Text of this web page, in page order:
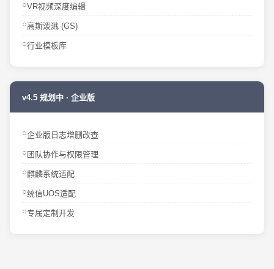
VR视频深度编辑
高斯泼溅 (GS)
行业模板库
v4.5 规划中 · 企业版
企业版日志增删改查
团队协作与权限管理
麒麟系统适配
统信UOS适配
专属定制开发